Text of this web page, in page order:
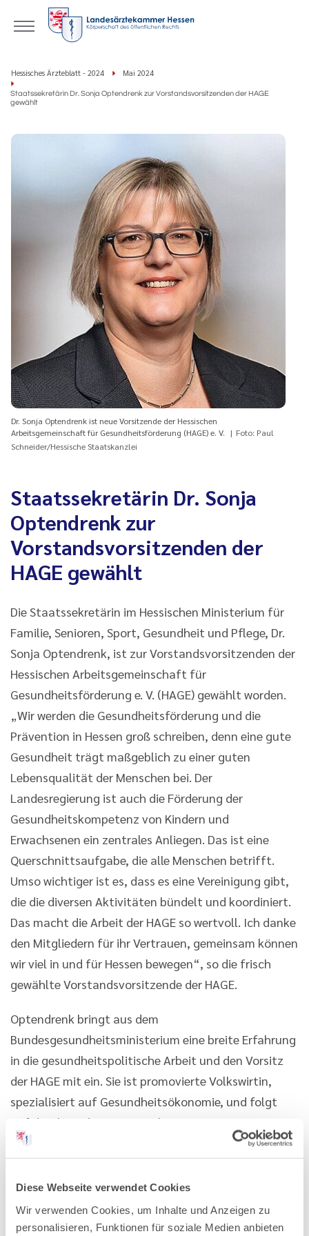
Diese Webseite verwendet Cookies
Wir verwenden Cookies, um Inhalte und Anzeigen zu
personalisieren, Funktionen für soziale Medien anbieten
Hessisches Ärzteblatt - 2024 Mai 2024
Staatssekretärin Dr. Sonja Optendrenk zur Vorstandsvorsitzenden der HAGE
gewählt
Dr. Sonja Optendrenk ist neue Vorsitzende der Hessischen
Arbeitsgemeinschaft für Gesundheitsförderung (HAGE) e. V.
Foto: Paul
Schneider/Hessische Staatskanzlei
Staatssekretärin Dr. Sonja
Optendrenk zur
Vorstandsvorsitzenden der
HAGE gewählt
Die Staatssekretärin im Hessischen Ministerium für
Familie, Senioren, Sport, Gesundheit und Pflege, Dr.
Sonja Optendrenk, ist zur Vorstandsvorsitzenden der
Hessischen Arbeitsgemeinschaft für
Gesundheitsförderung e. V. (HAGE) gewählt worden.
„Wir werden die Gesundheitsförderung und die
Prävention in Hessen groß schreiben, denn eine gute
Gesundheit trägt maßgeblich zu einer guten
Lebensqualität der Menschen bei. Der
Landesregierung ist auch die Förderung der
Gesundheitskompetenz von Kindern und
Erwachsenen ein zentrales Anliegen. Das ist eine
Querschnittsaufgabe, die alle Menschen betrifft.
Umso wichtiger ist es, dass es eine Vereinigung gibt,
die die diversen Aktivitäten bündelt und koordiniert.
Das macht die Arbeit der HAGE so wertvoll. Ich danke
den Mitgliedern für ihr Vertrauen, gemeinsam können
wir viel in und für Hessen bewegen“, so die frisch
gewählte Vorstandsvorsitzende der HAGE.
Optendrenk bringt aus dem
Bundesgesundheitsministerium eine breite Erfahrung
in die gesundheitspolitische Arbeit und den Vorsitz
der HAGE mit ein. Sie ist promovierte Volkswirtin,
spezialisiert auf Gesundheitsökonomie, und folgt
auf die ehemalige Staatssekretärin Anne Janz.
Die HAGE ist eine landesweit arbeitende Vereinigung
Prävention in Hessen. So koordiniert und vernetzt der